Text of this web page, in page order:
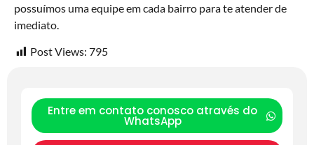
possuímos uma equipe em cada bairro para te atender de
imediato.
Post Views: 795
Entre em contato conosco através do
WhatsApp